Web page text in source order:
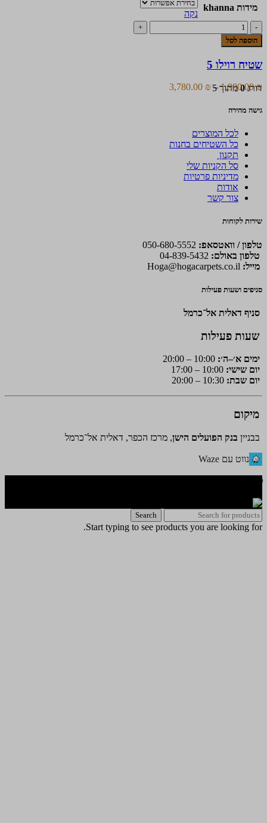
מספר
סוגים.
האפשרויות
בעמוד
המוצר
מידות khanna
נקה
כמות
של
שטיח
5
הוספה לסל
שטיח רוילו 5
דורג0מתוך 5
1,980.00₪
–
3,780.00 ₪
גישה מהירה
לכל המוצרים
כל השטיחים בחנות
תקנון
סל הקניות שלי
מדיניות פרטיות
אודות
צור קשר
שירות לקוחות
טלפון / וואטסאפ:
טלפון באולם:
מייל: Hoga@hogacarpets.co.il
סניפים ושעות פעילות
סניף דאלית אל־כרמל
שעות פעילות
ימים א׳–ה׳:
יום שישי:
יום שבת:
מיקום
בבניין בנק הפועלים הישן, מרכז הכפר, דאלית אל־כרמל
נווט עם Waze
Search
Start typing to see products you are looking for.